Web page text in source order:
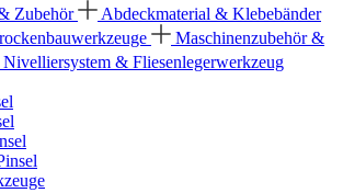
Zubehör
Abdeckmaterial & Klebebänder
Maschinenzubehör &
Nivelliersystem & Fliesenlegerwerkzeug